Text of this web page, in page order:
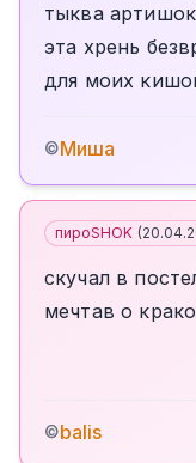
тыква артишок
эта хрень
для моих
©Миша
пироSHOK (
скучал в
мечтав о
©balis